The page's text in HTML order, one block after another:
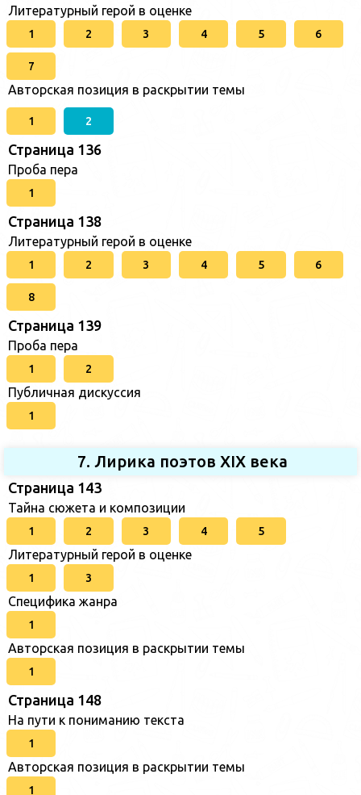
Литературный герой в оценке
1 2 3 4 5 6
7
Авторская позиция в раскрытии темы
1 2
Страница 136
Проба пера
1
Страница 138
Литературный герой в оценке
1 2 3 4 5 6
8
Страница 139
Проба пера
1 2
Публичная дискуссия
1
7. Лирика поэтов XIX века
Страница 143
Тайна сюжета и композиции
1 2 3 4 5
Литературный герой в оценке
1 3
Специфика жанра
1
Авторская позиция в раскрытии темы
1
Страница 148
На пути к пониманию текста
1
Авторская позиция в раскрытии темы
1